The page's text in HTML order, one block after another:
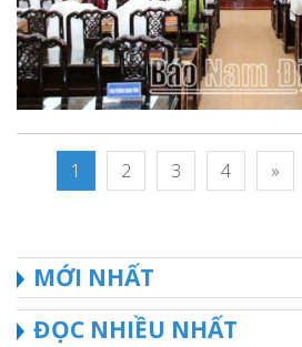
1 2 3 4 »
MỚI NHẤT
ĐỌC NHIỀU NHẤT